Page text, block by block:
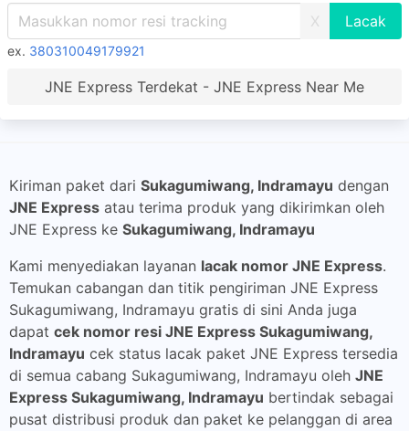
X
ex. 380310049179921
JNE Express Terdekat - JNE Express Near Me
Kiriman paket dari Sukagumiwang, Indramayu dengan
JNE Express atau terima produk yang dikirimkan oleh
JNE Express ke Sukagumiwang, Indramayu
Kami menyediakan layanan lacak nomor JNE Express.
Temukan cabangan dan titik pengiriman JNE Express
Sukagumiwang, Indramayu gratis di sini Anda juga
dapat cek nomor resi JNE Express Sukagumiwang,
Indramayu cek status lacak paket JNE Express tersedia
di semua cabang Sukagumiwang, Indramayu oleh JNE
Express Sukagumiwang, Indramayu bertindak sebagai
pusat distribusi produk dan paket ke pelanggan di area